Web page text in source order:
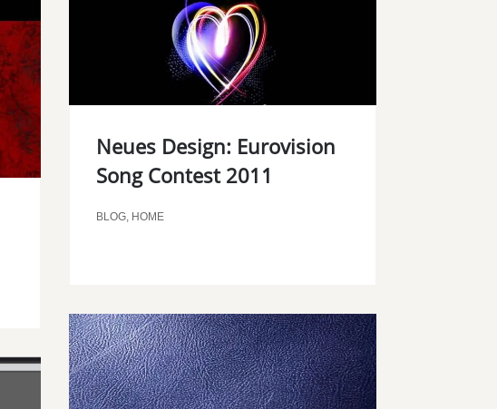
Neues Design: Eurovision
Song Contest 2011
BLOG, HOME